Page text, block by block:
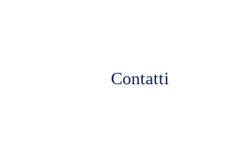
Contatti